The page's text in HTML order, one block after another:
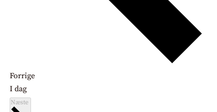
ForrigeBegivenheder
I dag
Næste